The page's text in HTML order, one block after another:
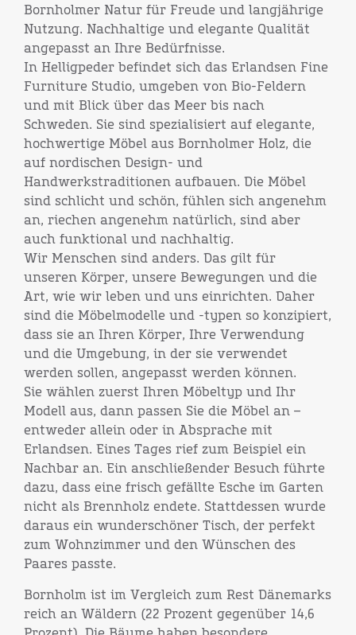
Bornholmer Natur für Freude und langjährige
Nutzung. Nachhaltige und elegante Qualität
angepasst an Ihre Bedürfnisse.
In Helligpeder befindet sich das Erlandsen Fine
Furniture Studio, umgeben von Bio-Feldern
und mit Blick über das Meer bis nach
Schweden. Sie sind spezialisiert auf elegante,
hochwertige Möbel aus Bornholmer Holz, die
auf nordischen Design- und
Handwerkstraditionen aufbauen. Die Möbel
sind schlicht und schön, fühlen sich angenehm
an, riechen angenehm natürlich, sind aber
auch funktional und nachhaltig.
Wir Menschen sind anders. Das gilt für
unseren Körper, unsere Bewegungen und die
Art, wie wir leben und uns einrichten. Daher
sind die Möbelmodelle und -typen so konzipiert,
dass sie an Ihren Körper, Ihre Verwendung
und die Umgebung, in der sie verwendet
werden sollen, angepasst werden können.
Sie wählen zuerst Ihren Möbeltyp und Ihr
Modell aus, dann passen Sie die Möbel an –
entweder allein oder in Absprache mit
Erlandsen. Eines Tages rief zum Beispiel ein
Nachbar an. Ein anschließender Besuch führte
dazu, dass eine frisch gefällte Esche im Garten
nicht als Brennholz endete. Stattdessen wurde
daraus ein wunderschöner Tisch, der perfekt
zum Wohnzimmer und den Wünschen des
Paares passte.
Bornholm ist im Vergleich zum Rest Dänemarks
reich an Wäldern (22 Prozent gegenüber 14,6